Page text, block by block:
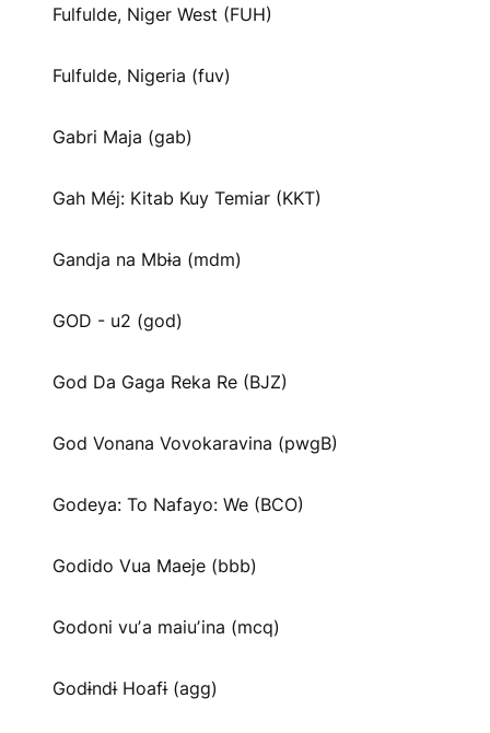
Fulfulde, Niger West (FUH)
Fulfulde, Nigeria (fuv)
Gabri Maja (gab)
Gah Méj: Kitab Kuy Temiar (KKT)
Gandja na Mbɨa (mdm)
GOD - u2 (god)
God Da Gaga Reka Re (BJZ)
God Vonana Vovokaravina (pwgB)
Godeya: To Nafayo: We (BCO)
Godido Vua Maeje (bbb)
Godoni vuʼa maiuʼina (mcq)
Godɨndɨ Hoafɨ (agg)